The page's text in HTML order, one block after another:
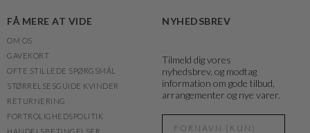
FÅ MERE AT VIDE
OM OS
GAVEKORT
OFTE STILLEDE SPØRGSMÅL
STØRRELSESGUIDE KVINDER
RETURNERING
FORTROLIGHEDSPOLITIK
NYHEDSBREV
Tilmeld dig vores
nyhedsbrev, og modtag
information om gode tilbud,
arrangementer og nye varer.